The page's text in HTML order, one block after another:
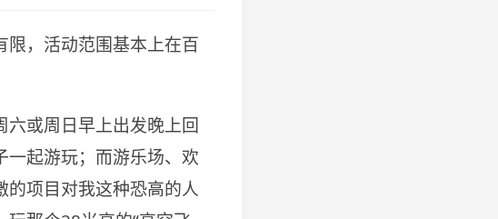
限，活动范围基本上在百
六或周日早上出发晚上回
一起游玩；而游乐场、欢
项目对我这种恐高的人